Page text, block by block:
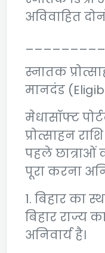
अविवाहित
स्नातक
मानदंड
मेधासॉफ्ट
प्रोत्साहन
पहले छात्राओं
पूरा करना
1. बिहार का
बिहार राज्य
अनिवार्य है।